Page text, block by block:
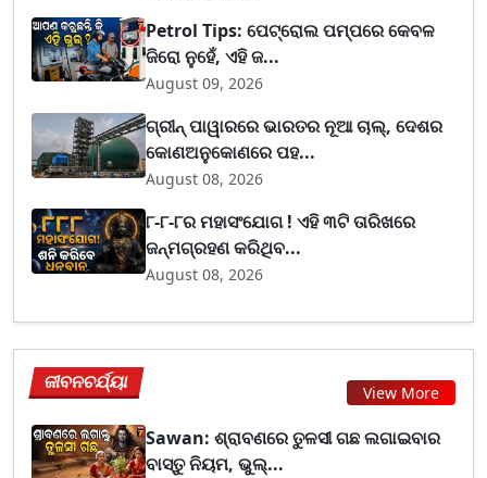
Petrol Tips: ପେଟ୍ରୋଲ ପମ୍ପରେ କେବଳ
ଜିରୋ ନୁହେଁ, ଏହି ଜ...
August 09, 2026
ଗ୍ରୀନ୍ ପାୱାରରେ ଭାରତର ନୂଆ ଚାଲ୍, ଦେଶର
କୋଣଅନୁକୋଣରେ ପହ...
August 08, 2026
୮-୮-୮ର ମହାସଂଯୋଗ ! ଏହି ୩ଟି ତାରିଖରେ
ଜନ୍ମଗ୍ରହଣ କରିଥିବ...
August 08, 2026
ଜୀବନଚର୍ଯ୍ୟା View More
Sawan: ଶ୍ରାବଣରେ ତୁଳସୀ ଗଛ ଲଗାଇବାର
ବାସ୍ତୁ ନିୟମ, ଭୁଲ୍...